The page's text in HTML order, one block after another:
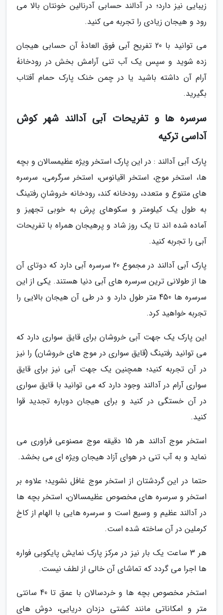
زیبایی نیز دارد؛ در آدالند حسابی آدرنالین خونتان بالا می
رود و هیجان زیادی را تجربه می کنید.
می توانید با 20 تفریح آبی فوق العادۀ آن حسابی هیجان
زده شوید و سپس یک آب تنی آرامش بخش در رودخانۀ
آرام آن داشته باشید یا در چمن خنک پارک حمام آفتاب
بگیرید.
سرسره ها و تفریحات آبی آدالند شهر کوش
آداسی ترکیه
پارک آبی آدالند : در این پارک استخر ویژه عظیمسالان و بچه
ها، استخر موج، استخر اقیانوس، استخر سرگرمی، سرسره
های متنوع و متعدد، رودخانه کند، رودخانه خروشانِ رفتینگ
به طول یک کیلومتر و سکوهای پرش به خوبی تجهیز و
آماده شده اند تا یک روز شاد و پرهیجان همراه با تفریحات
آبی را تجربه کنید.
پارک آبی آدالند در مجموع 20 سرسره آبی دارد که دوتای آن
ها از طولانی ترین سرسره های آبی دنیا هستند. یکی از این
سرسره ها 450 متر طول دارد و در طی آن هیجان بالایی را
تجربه خواهید کرد.
این پارک یک جهت آبی خروشان برای قایق سواری دارد که
می توانید رفتینگ (قایق سواری در موج های خروشان) را نیز
در آن تجربه کنید؛ همچنین یک جهت آبی نیز برای قایق
سواری آرام در آدالند وجود دارد که می توانید با قایق سواری
در آن خستگی در کنید و برای هیجان دوباره تجدید قوا
کنید.
استخر موج آدالند هر 15 دقیقه موج مصنوعی فراوری می
نماید و به آب تنی در هوای آزاد هیجان ویژه ای می بخشد.
حتما در این گردشتان از استخر موج غافل نشوید؛ علاوه بر
استخر و سرسره های مخصوص عظیمسالان، استخر بچه ها
در آدالند عظیم و وسیع است و سرسره هایی با الهام از کاخ
کرملین در آن ساخته شده است.
هر 3 ساعت یک بار نیز در مرکز پارک نمایش پایکوبی فواره
ها اجرا می گردد که تماشای آن خالی از لطف نیست.
استخر مخصوص بچه ها و خردسالان با عمق تا 40 سانتی
متر و امکاناتی مانند کشتی دزدان دریایی، دوش های